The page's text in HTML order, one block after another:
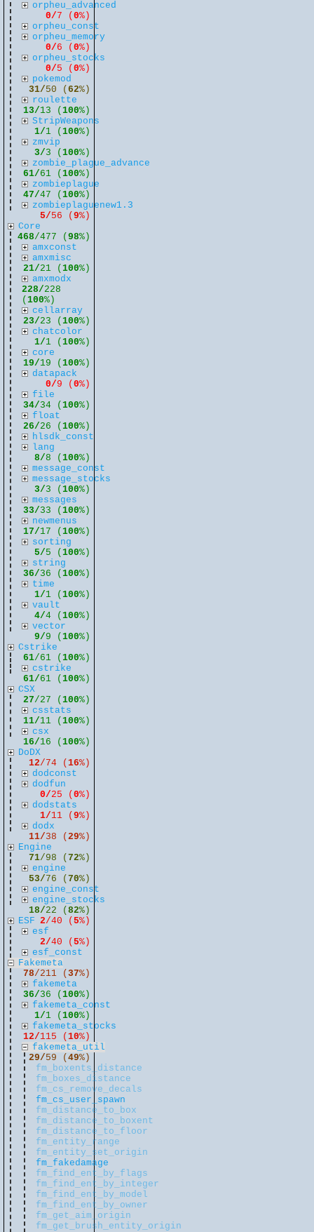
orpheu_advanced
0/7 (0%)
orpheu_const
orpheu_memory
0/6 (0%)
orpheu_stocks
0/5 (0%)
pokemod
31/50 (62%)
roulette
13/13 (100%)
StripWeapons
1/1 (100%)
zmvip
3/3 (100%)
zombie_plague_advance
61/61 (100%)
zombieplague
47/47 (100%)
zombieplaguenew1.3
5/56 (9%)
Core
468/477 (98%)
amxconst
amxmisc
21/21 (100%)
amxmodx
228/228
( 100%)
cellarray
23/23 (100%)
chatcolor
1/1 (100%)
core
19/19 (100%)
datapack
0/9 (0%)
file
34/34 (100%)
float
26/26 (100%)
hlsdk_const
lang
8/8 (100%)
message_const
message_stocks
3/3 (100%)
messages
33/33 (100%)
newmenus
17/17 (100%)
sorting
5/5 (100%)
string
36/36 (100%)
time
1/1 (100%)
vault
4/4 (100%)
vector
9/9 (100%)
Cstrike
61/61 (100%)
cstrike
61/61 (100%)
CSX
27/27 (100%)
csstats
11/11 (100%)
csx
16/16 (100%)
DoDX
12/74 (16%)
dodconst
dodfun
0/25 (0%)
dodstats
1/11 (9%)
dodx
11/38 (29%)
Engine
71/98 (72%)
engine
53/76 (70%)
engine_const
engine_stocks
18/22 (82%)
ESF 2/40 (5%)
esf
2/40 (5%)
esf_const
Fakemeta
78/211 (37%)
fakemeta
36/36 (100%)
fakemeta_const
1/1 (100%)
fakemeta_stocks
12/115 (10%)
fakemeta_util
29/59 (49%)
fm_boxents_distance
fm_boxes_distance
fm_cs_remove_decals
fm_cs_user_spawn
fm_distance_to_box
fm_distance_to_boxent
fm_distance_to_floor
fm_entity_range
fm_entity_set_origin
fm_fakedamage
fm_find_ent_by_flags
fm_find_ent_by_integer
fm_find_ent_by_model
fm_find_ent_by_owner
fm_get_aim_origin
fm_get_brush_entity_origin